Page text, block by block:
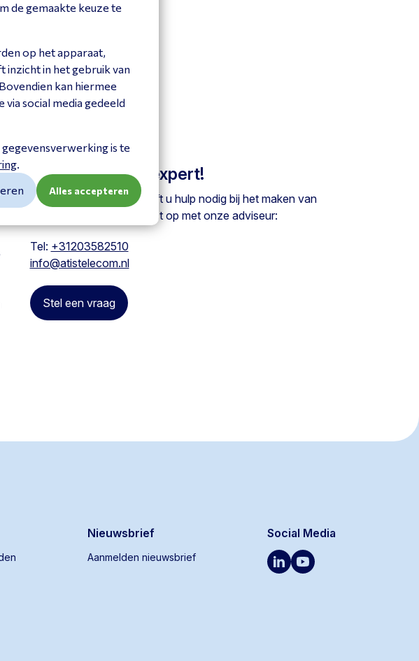
Vraag het onze expert!
Heeft u een vraag of heeft u hulp nodig bij het maken van
een keuze? Neem contact op met onze adviseur:
Tel: +31203582510
info@atistelecom.nl
Stel een vraag
Nieuwsbrief
Aanmelden nieuwsbrief
Social Media
de gemaakte keuze te
op het apparaat,
in het gebruik van
kan hiermee
social media gedeeld
is te
.
Alles accepteren